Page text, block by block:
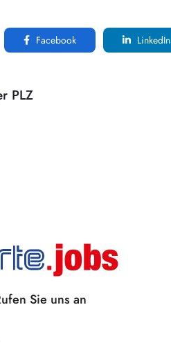
Facebook LinkedIn
PLZ
Sie uns an